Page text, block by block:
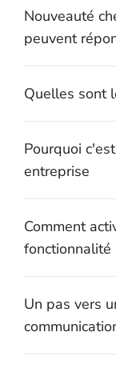
Nouveauté
peuvent
Quelles sont
Pourquoi
entreprise
Comment
fonctionnalité
Un pas vers